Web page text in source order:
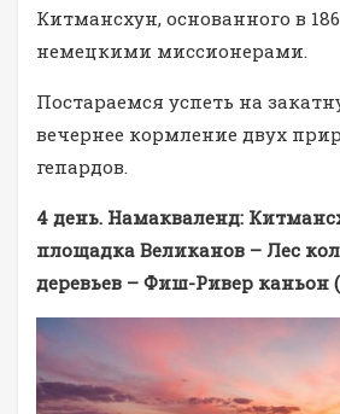
Китмансхун, основанного в
немецкими миссионерами.
Постараемся успеть на
вечернее кормление двух
гепардов.
4 день. Намакваленд:
площадка Великанов – Лес
деревьев – Фиш-Ривер каньон